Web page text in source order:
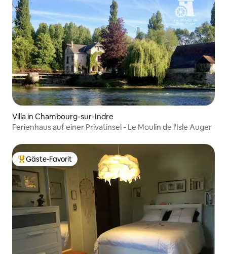
Villa in Chambourg-sur-Indre
Ferienhaus auf einer Privatinsel - Le Moulin de l'Isle Auger
Beliebter Gäste-Favorit.
Gäste-Favorit